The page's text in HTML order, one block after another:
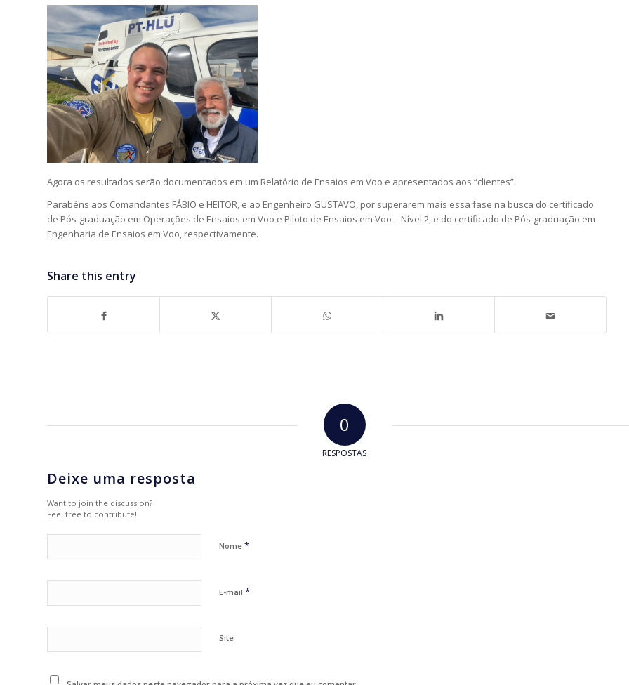
Agora os resultados serão documentados em um Relatório de Ensaios em Voo e apresentados aos “clientes”.
Parabéns aos Comandantes FÁBIO e HEITOR, e ao Engenheiro GUSTAVO, por superarem mais essa fase na busca do certificado
de Pós-graduação em Operações de Ensaios em Voo e Piloto de Ensaios em Voo – Nível 2, e do certificado de Pós-graduação em
Engenharia de Ensaios em Voo, respectivamente.
Share this entry
0
RESPOSTAS
Deixe uma resposta
Want to join the discussion?
Feel free to contribute!
Nome *
E-mail *
Site